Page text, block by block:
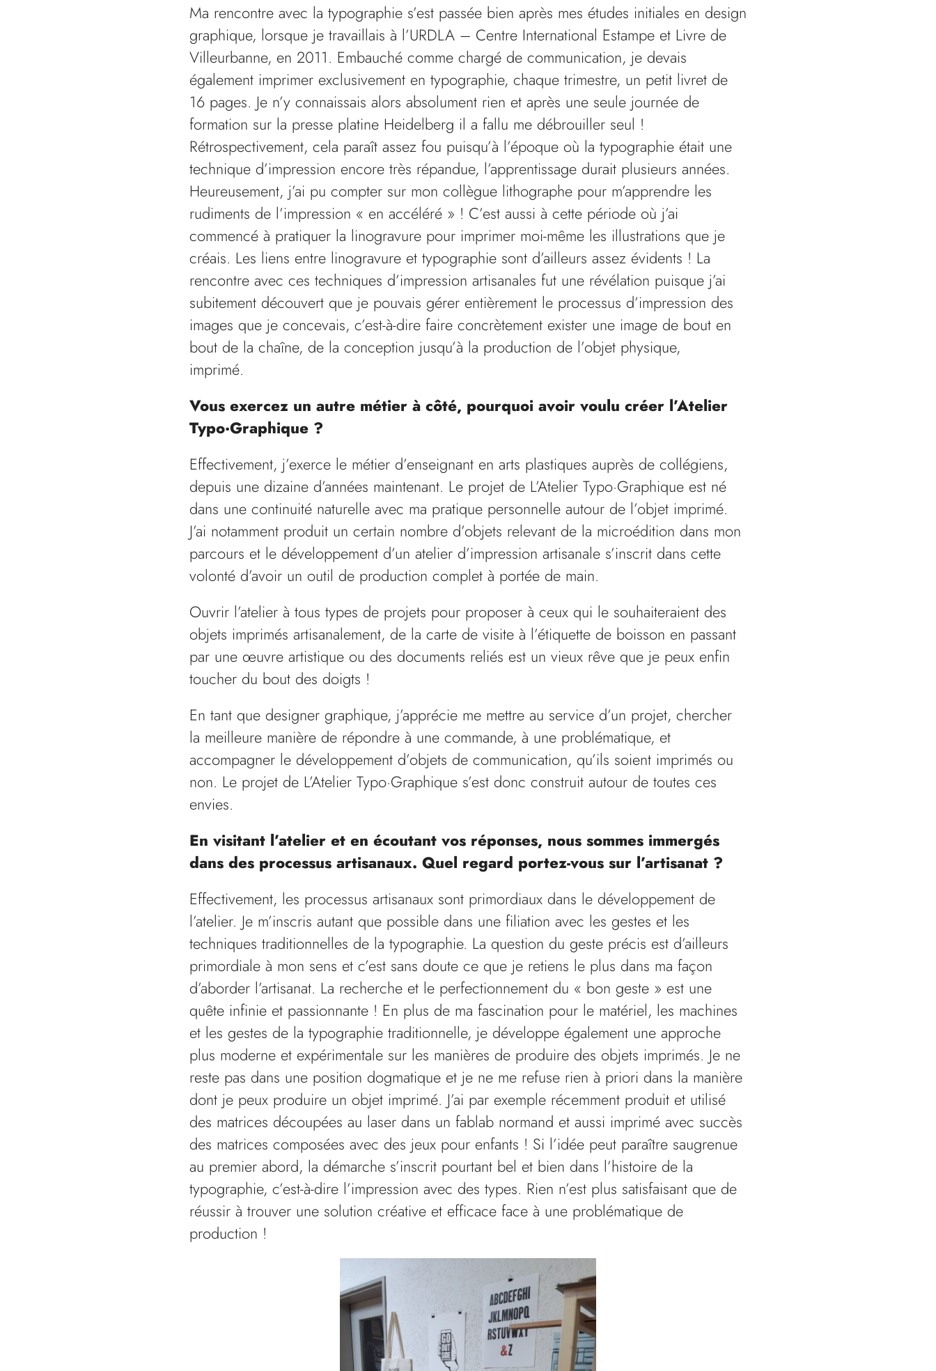
Ma rencontre avec la typographie s’est passée bien après mes études initiales en design
graphique, lorsque je travaillais à l’URDLA – Centre International Estampe et Livre de
Villeurbanne, en 2011. Embauché comme chargé de communication, je devais
également imprimer exclusivement en typographie, chaque trimestre, un petit livret de
16 pages. Je n’y connaissais alors absolument rien et après une seule journée de
formation sur la presse platine Heidelberg il a fallu me débrouiller seul !
Rétrospectivement, cela paraît assez fou puisqu’à l’époque où la typographie était une
technique d’impression encore très répandue, l’apprentissage durait plusieurs années.
Heureusement, j’ai pu compter sur mon collègue lithographe pour m’apprendre les
rudiments de l’impression « en accéléré » ! C’est aussi à cette période où j’ai
commencé à pratiquer la linogravure pour imprimer moi-même les illustrations que je
créais. Les liens entre linogravure et typographie sont d’ailleurs assez évidents ! La
rencontre avec ces techniques d’impression artisanales fut une révélation puisque j’ai
subitement découvert que je pouvais gérer entièrement le processus d’impression des
images que je concevais, c’est-à-dire faire concrètement exister une image de bout en
bout de la chaîne, de la conception jusqu’à la production de l’objet physique,
imprimé.
Vous exercez un autre métier à côté, pourquoi avoir voulu créer l’Atelier
Typo·Graphique ?
Effectivement, j’exerce le métier d’enseignant en arts plastiques auprès de collégiens,
depuis une dizaine d’années maintenant. Le projet de L’Atelier Typo·Graphique est né
dans une continuité naturelle avec ma pratique personnelle autour de l’objet imprimé.
J’ai notamment produit un certain nombre d’objets relevant de la microédition dans mon
parcours et le développement d’un atelier d’impression artisanale s’inscrit dans cette
volonté d’avoir un outil de production complet à portée de main.
Ouvrir l’atelier à tous types de projets pour proposer à ceux qui le souhaiteraient des
objets imprimés artisanalement, de la carte de visite à l’étiquette de boisson en passant
par une œuvre artistique ou des documents reliés est un vieux rêve que je peux enfin
toucher du bout des doigts !
En tant que designer graphique, j’apprécie me mettre au service d’un projet, chercher
la meilleure manière de répondre à une commande, à une problématique, et
accompagner le développement d’objets de communication, qu’ils soient imprimés ou
non. Le projet de L’Atelier Typo·Graphique s’est donc construit autour de toutes ces
envies.
En visitant l’atelier et en écoutant vos réponses, nous sommes immergés
dans des processus artisanaux. Quel regard portez-vous sur l’artisanat ?
Effectivement, les processus artisanaux sont primordiaux dans le développement de
l’atelier. Je m’inscris autant que possible dans une filiation avec les gestes et les
techniques traditionnelles de la typographie. La question du geste précis est d’ailleurs
primordiale à mon sens et c’est sans doute ce que je retiens le plus dans ma façon
d’aborder l’artisanat. La recherche et le perfectionnement du « bon geste » est une
quête infinie et passionnante ! En plus de ma fascination pour le matériel, les machines
et les gestes de la typographie traditionnelle, je développe également une approche
plus moderne et expérimentale sur les manières de produire des objets imprimés. Je ne
reste pas dans une position dogmatique et je ne me refuse rien à priori dans la manière
dont je peux produire un objet imprimé. J’ai par exemple récemment produit et utilisé
des matrices découpées au laser dans un fablab normand et aussi imprimé avec succès
des matrices composées avec des jeux pour enfants ! Si l’idée peut paraître saugrenue
au premier abord, la démarche s’inscrit pourtant bel et bien dans l’histoire de la
typographie, c’est-à-dire l’impression avec des types. Rien n’est plus satisfaisant que de
réussir à trouver une solution créative et efficace face à une problématique de
production !